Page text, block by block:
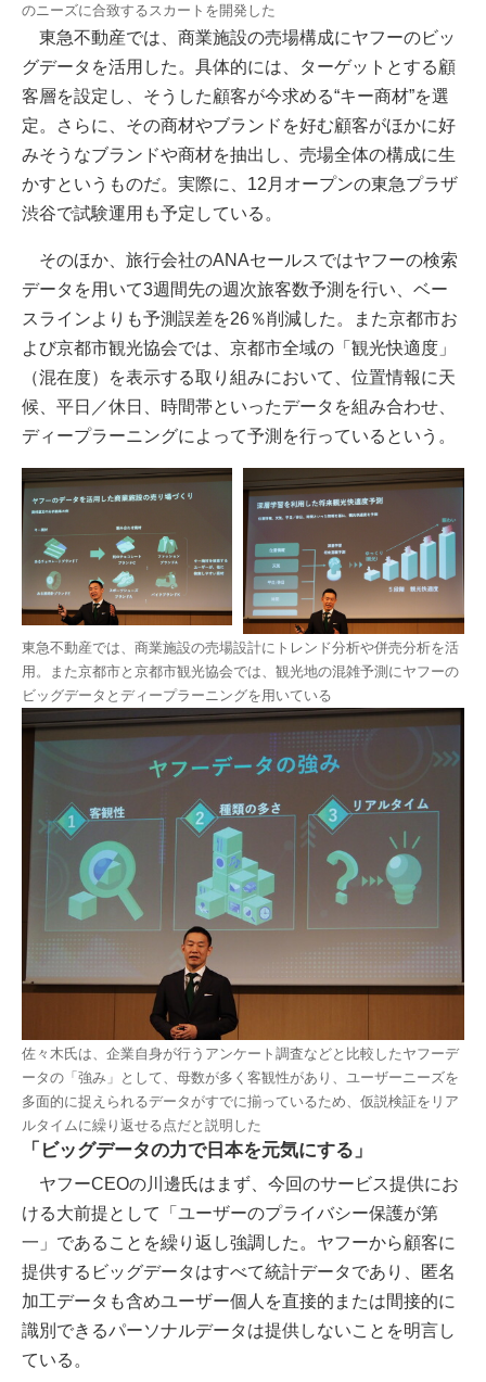
のニーズに合致するスカートを開発した
東急不動産では、商業施設の売場構成にヤフーのビッ
グデータを活用した。具体的には、ターゲットとする顧
客層を設定し、そうした顧客が今求める“キー商材”を選
定。さらに、その商材やブランドを好む顧客がほかに好
みそうなブランドや商材を抽出し、売場全体の構成に生
かすというものだ。実際に、12月オープンの東急プラザ
渋谷で試験運用も予定している。
そのほか、旅行会社のANAセールスではヤフーの検索
データを用いて3週間先の週次旅客数予測を行い、ベー
スラインよりも予測誤差を26％削減した。また京都市お
よび京都市観光協会では、京都市全域の「観光快適度」
（混在度）を表示する取り組みにおいて、位置情報に天
候、平日／休日、時間帯といったデータを組み合わせ、
ディープラーニングによって予測を行っているという。
東急不動産では、商業施設の売場設計にトレンド分析や併売分析を活
用。また京都市と京都市観光協会では、観光地の混雑予測にヤフーの
ビッグデータとディープラーニングを用いている
佐々木氏は、企業自身が行うアンケート調査などと比較したヤフーデ
ータの「強み」として、母数が多く客観性があり、ユーザーニーズを
多面的に捉えられるデータがすでに揃っているため、仮説検証をリア
ルタイムに繰り返せる点だと説明した
「ビッグデータの力で日本を元気にする」
ヤフーCEOの川邊氏はまず、今回のサービス提供にお
ける大前提として「ユーザーのプライバシー保護が第
一」であることを繰り返し強調した。ヤフーから顧客に
提供するビッグデータはすべて統計データであり、匿名
加工データも含めユーザー個人を直接的または間接的に
識別できるパーソナルデータは提供しないことを明言し
ている。